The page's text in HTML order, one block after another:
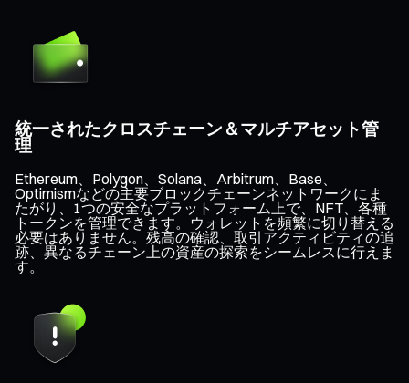
統一されたクロスチェーン＆マルチアセット管
理
Ethereum、Polygon、Solana、Arbitrum、Base、
Optimismなどの主要ブロックチェーンネットワークにま
たがり、1つの安全なプラットフォーム上で、NFT、各種
トークンを管理できます。ウォレットを頻繁に切り替える
必要はありません。残高の確認、取引アクティビティの追
跡、異なるチェーン上の資産の探索をシームレスに行えま
す。